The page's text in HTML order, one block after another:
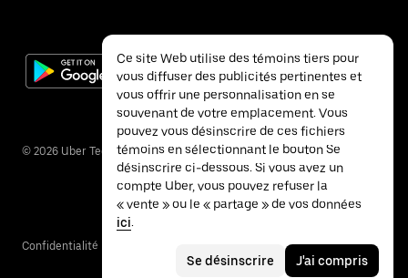
© 2026 Uber Technologies inc.
Confidentialité
Ce site Web utilise des témoins tiers pour
vous diffuser des publicités pertinentes et
vous offrir une personnalisation en se
souvenant de votre emplacement. Vous
pouvez vous désinscrire de ces fichiers
témoins en sélectionnant le bouton Se
désinscrire ci-dessous. Si vous avez un
compte Uber, vous pouvez refuser la
« vente » ou le « partage » de vos données
ici.
Se désinscrire J'ai compris